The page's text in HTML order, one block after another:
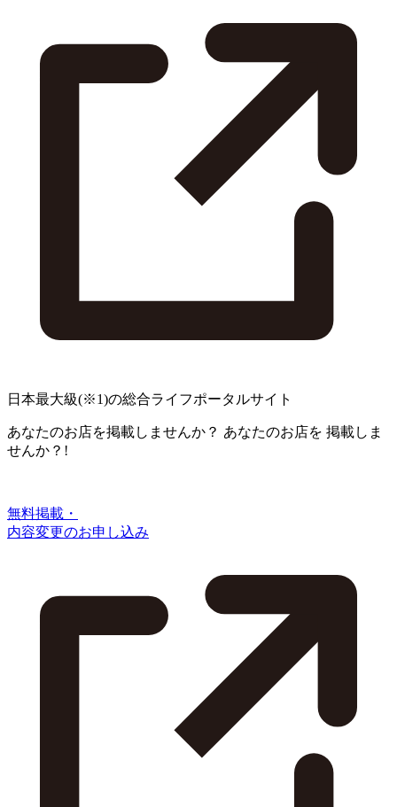
日本最大級(※1)の総合ライフポータルサイト
あなたのお店を掲載しませんか？ あなたのお店を 掲載しま
せんか？!
無料掲載・
内容変更のお申し込み